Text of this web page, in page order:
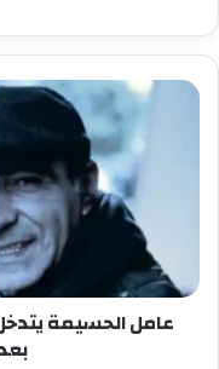
عامل
طنجة
بعد
الاعتداء
عامل الحسيمة